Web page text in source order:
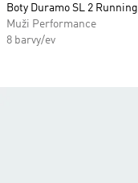
Boty Duramo SL 2 Running
Muži Performance
8 barvy/ev